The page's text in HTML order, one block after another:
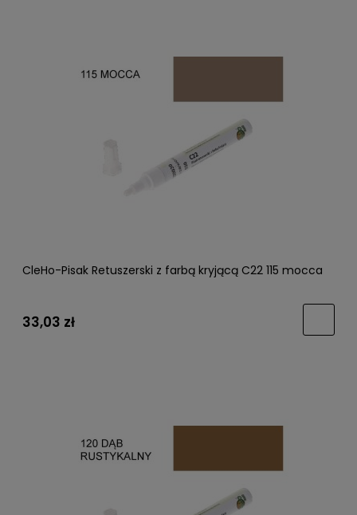
CleHo-Pisak Retuszerski z farbą kryjącą C22 115 mocca
33,03 zł